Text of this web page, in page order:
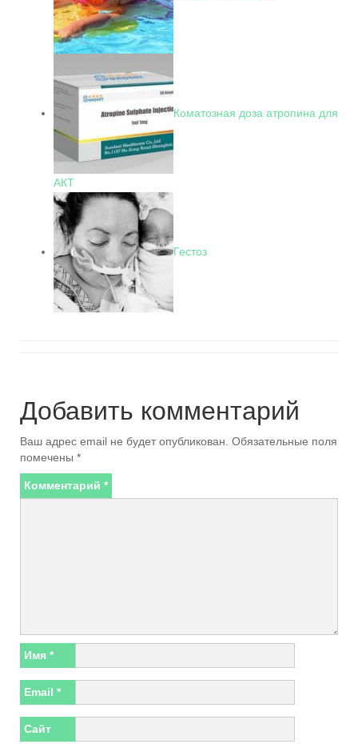
Коматозная доза атропина для
АКТ
Гестоз
Добавить комментарий
Ваш адрес email не будет опубликован. Обязательные поля
помечены *
Комментарий *
Имя *
Email *
Сайт